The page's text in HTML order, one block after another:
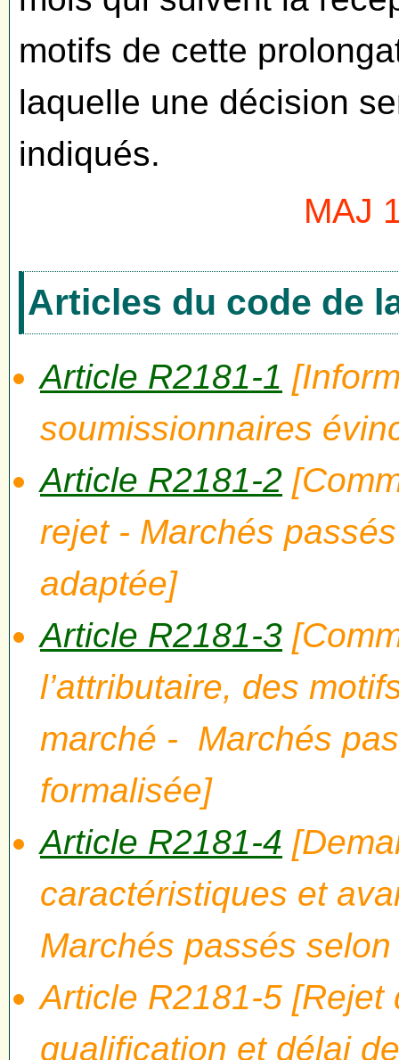
motifs de cette
laquelle une décision
indiqués.
MAJ
Articles du code de
Article R2181-1
soumissionnaires
Article R2181-2
rejet - Marchés
adaptée]
Article R2181-3
l’attributaire, des
marché - Marchés
formalisée]
Article R2181-4
caractéristiques et
Marchés passés
Article R2181-5 [Rejet
qualification et délai